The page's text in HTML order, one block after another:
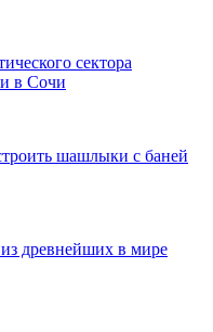
сектора
в Сочи
шашлыки с баней
древнейших в мире